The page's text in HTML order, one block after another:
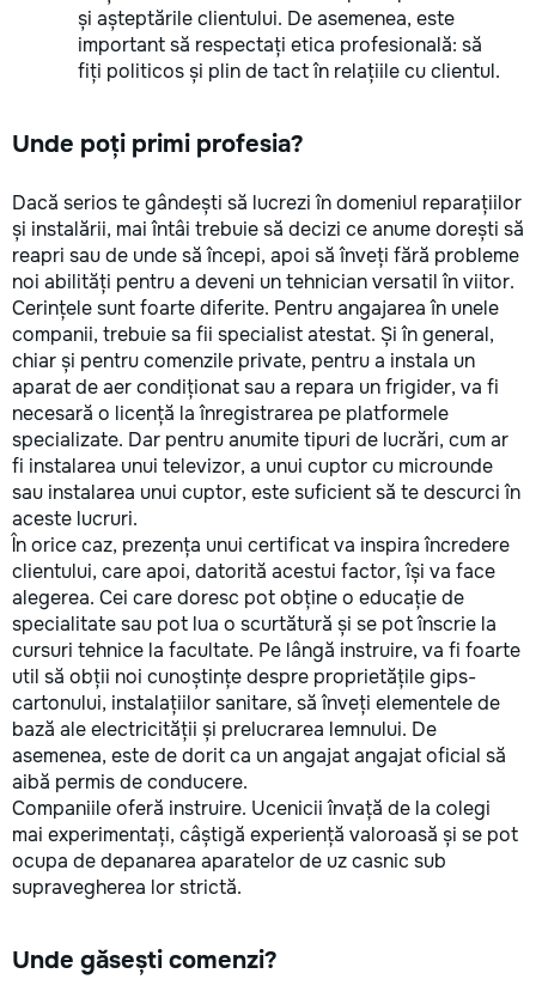
și așteptările clientului. De asemenea, este
important să respectați etica profesională: să
fiți politicos și plin de tact în relațiile cu clientul.
Unde poți primi profesia?
Dacă serios te gândești să lucrezi în domeniul reparațiilor
și instalării, mai întâi trebuie să decizi ce anume dorești să
reapri sau de unde să începi, apoi să înveți fără probleme
noi abilități pentru a deveni un tehnician versatil în viitor.
Cerințele sunt foarte diferite. Pentru angajarea în unele
companii, trebuie sa fii specialist atestat. Și în general,
chiar și pentru comenzile private, pentru a instala un
aparat de aer condiționat sau a repara un frigider, va fi
necesară o licență la înregistrarea pe platformele
specializate. Dar pentru anumite tipuri de lucrări, cum ar
fi instalarea unui televizor, a unui cuptor cu microunde
sau instalarea unui cuptor, este suficient să te descurci în
aceste lucruri.
În orice caz, prezența unui certificat va inspira încredere
clientului, care apoi, datorită acestui factor, își va face
alegerea. Cei care doresc pot obține o educație de
specialitate sau pot lua o scurtătură și se pot înscrie la
cursuri tehnice la facultate. Pe lângă instruire, va fi foarte
util să obții noi cunoștințe despre proprietățile gips-
cartonului, instalațiilor sanitare, să înveți elementele de
bază ale electricității și prelucrarea lemnului. De
asemenea, este de dorit ca un angajat angajat oficial să
aibă permis de conducere.
Companiile oferă instruire. Ucenicii învață de la colegi
mai experimentați, câștigă experiență valoroasă și se pot
ocupa de depanarea aparatelor de uz casnic sub
supravegherea lor strictă.
Unde găsești comenzi?